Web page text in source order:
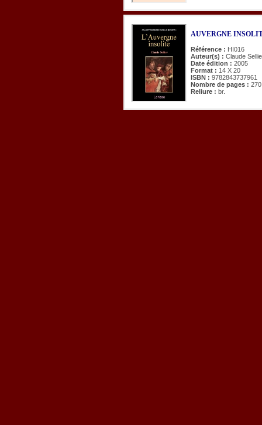
AUVERGNE
Référence : HI016
Auteur(s) : Claude
Date édition : 2005
Format : 14 X 20
ISBN : 9782843737961
Nombre de pages : 270
Reliure : br.